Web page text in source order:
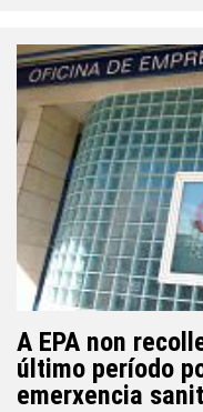
A EPA non
último período
emerxencia